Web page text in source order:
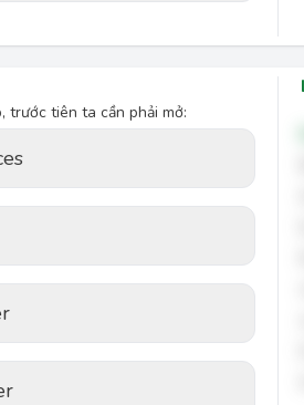
trước tiên ta cần phải mở: